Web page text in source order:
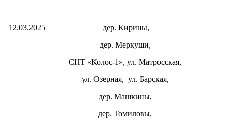
12.03.2025
дер. Кирины,
дер. Меркуши,
СНТ «Колос-1», ул. Матросская,
ул. Озерная, ул. Барская,
дер. Машкины,
дер. Томиловы,